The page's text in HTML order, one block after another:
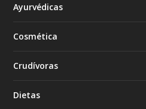
Ayurvédicas
Cosmética
Crudívoras
Dietas